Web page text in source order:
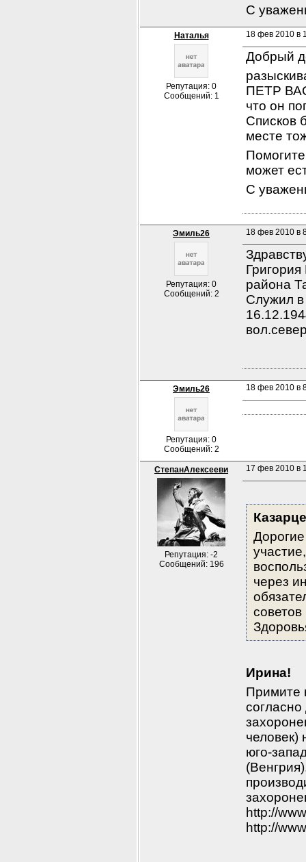
С
Наталья
Репутация: 0
Сообщений: 1
18 фев 2010 в
Добрый
ПЕТР
что он
Списков
месте
может
С
Эмиль26
Репутация: 0
Сообщений: 2
18 фев 2010 в
района
Служил в
Эмиль26
Репутация: 0
Сообщений: 2
18 фев 2010 в
СтепанАлексееви
Репутация: -2
Сообщений: 196
17 фев 2010 в
через
Ирина!
Примите
человек)
юго-
http://
http://